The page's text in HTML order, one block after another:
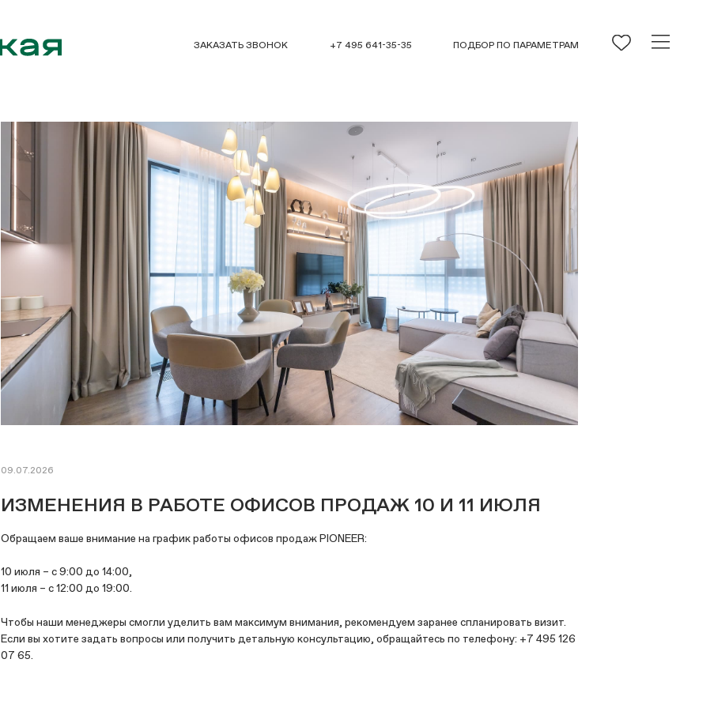
09.07.2026
ИЗМЕНЕНИЯ В РАБОТЕ ОФИСОВ ПРОДАЖ 10 И 11 ИЮЛЯ
Обращаем ваше внимание на график работы офисов продаж PIONEER:
10 июля – с 9:00 до 14:00,
11 июля – с 12:00 до 19:00.
Чтобы наши менеджеры смогли уделить вам максимум внимания, рекомендуем заранее спланировать визит.
Если вы хотите задать вопросы или получить детальную консультацию, обращайтесь по телефону: +7 495 126
07 65.
ЗАКАЗАТЬ ЗВОНОК +7 495 641-35-35 ПОДБОР ПО ПАРАМЕТРАМ